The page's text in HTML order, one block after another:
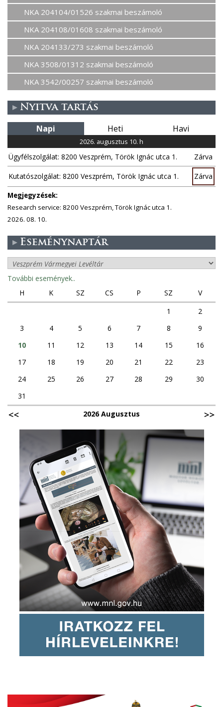
NKA 204104/01526 szakmai beszámoló
NKA 204108/01608 szakmai beszámoló
NKA 204133/273 szakmai beszámoló
NKA 3508/01312 szakmai beszámoló
NKA 3542/00257 szakmai beszámoló
Nyitva tartás
Napi Heti Havi
2026. augusztus 10. h
Ügyfélszolgálat: 8200 Veszprém, Török Ignác utca 1. Zárva
Kutatószolgálat: 8200 Veszprém, Török Ignác utca 1. Zárva
Megjegyzések:
Research service: 8200 Veszprém, Török Ignác utca 1.
2026. 08. 10.
Eseménynaptár
További események..
H
K SZ CS P SZ
V
1
2
3
4 5 6 7 8
9
10
11 12 13 14 15
16
17
18 19 20 21 22
23
24
25 26 27 28 29
30
31
2026 Augusztus